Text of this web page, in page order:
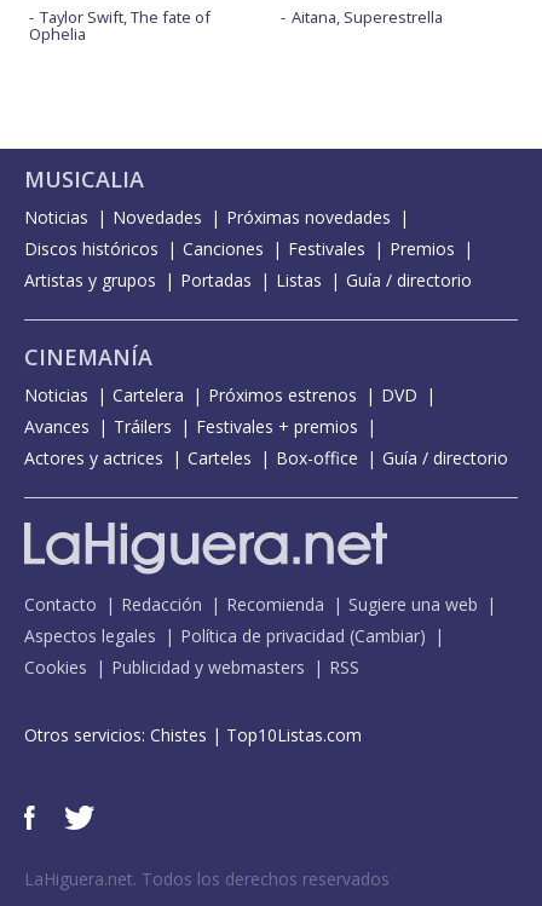
Taylor Swift, The fate of
Ophelia
Aitana, Superestrella
MUSICALIA
Noticias Novedades
Próximas novedades
Discos históricos
Canciones Festivales
Premios
Artistas y grupos
Portadas Listas Guía / directorio
CINEMANÍA
Noticias Cartelera Próximos estrenos
DVD
Avances
Tráilers
Festivales + premios
Actores y actrices
Carteles Box-office Guía / directorio
Contacto Redacción Recomienda
Sugiere una web
Aspectos legales
Política de privacidad (Cambiar)
Cookies
Publicidad y webmasters RSS
Otros servicios: Chistes | Top10Listas.com
LaHiguera.net. Todos los derechos reservados